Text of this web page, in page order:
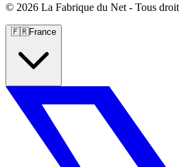
© 2026 La Fabrique du Net - Tous
🇫🇷France